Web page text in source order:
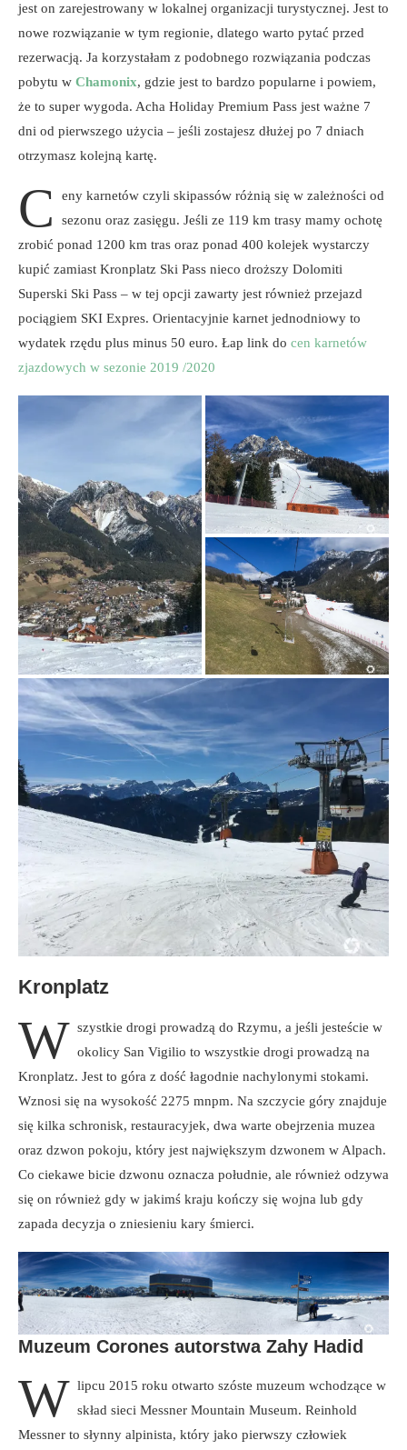
jest on zarejestrowany w lokalnej organizacji turystycznej. Jest to
nowe rozwiązanie w tym regionie, dlatego warto pytać przed
rezerwacją. Ja korzystałam z podobnego rozwiązania podczas
pobytu w Chamonix, gdzie jest to bardzo popularne i powiem,
że to super wygoda. Acha Holiday Premium Pass jest ważne 7
dni od pierwszego użycia – jeśli zostajesz dłużej po 7 dniach
otrzymasz kolejną kartę.
C
eny karnetów czyli skipassów różnią się w zależności od
sezonu oraz zasięgu. Jeśli ze 119 km trasy mamy ochotę
zrobić ponad 1200 km tras oraz ponad 400 kolejek wystarczy
kupić zamiast Kronplatz Ski Pass nieco droższy Dolomiti
Superski Ski Pass – w tej opcji zawarty jest również przejazd
pociągiem SKI Expres. Orientacyjnie karnet jednodniowy to
wydatek rzędu plus minus 50 euro. Łap link do cen karnetów
zjazdowych w sezonie 2019 /2020
Kronplatz
W szystkie drogi prowadzą do Rzymu, a jeśli jesteście w
okolicy San Vigilio to wszystkie drogi prowadzą na
Kronplatz. Jest to góra z dość łagodnie nachylonymi stokami.
Wznosi się na wysokość 2275 mnpm. Na szczycie góry znajduje
się kilka schronisk, restauracyjek, dwa warte obejrzenia muzea
oraz dzwon pokoju, który jest największym dzwonem w Alpach.
Co ciekawe bicie dzwonu oznacza południe, ale również odzywa
się on również gdy w jakimś kraju kończy się wojna lub gdy
zapada decyzja o zniesieniu kary śmierci.
Muzeum Corones autorstwa Zahy Hadid
W lipcu 2015 roku otwarto szóste muzeum wchodzące w
skład sieci Messner Mountain Museum. Reinhold
Messner to słynny alpinista, który jako pierwszy człowiek